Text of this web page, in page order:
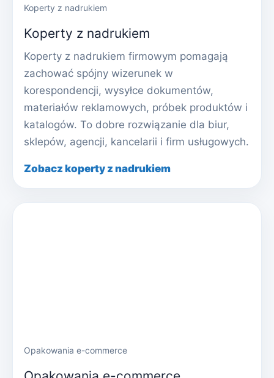
Koperty z nadrukiem
Koperty z nadrukiem
Koperty z nadrukiem firmowym pomagają
zachować spójny wizerunek w
korespondencji, wysyłce dokumentów,
materiałów reklamowych, próbek produktów i
katalogów. To dobre rozwiązanie dla biur,
sklepów, agencji, kancelarii i firm usługowych.
Zobacz koperty z nadrukiem
Opakowania e-commerce